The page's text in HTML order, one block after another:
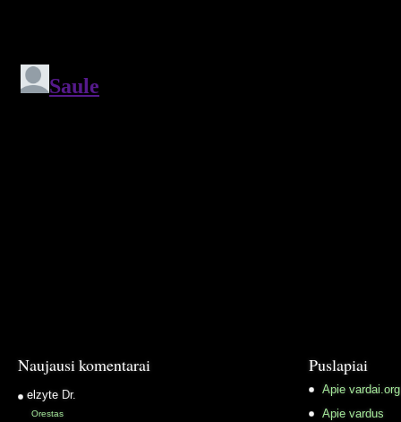
Naujausi komentarai
elzyte Dr.
Orestas
Puslapiai
Apie vardai.org
Apie vardus